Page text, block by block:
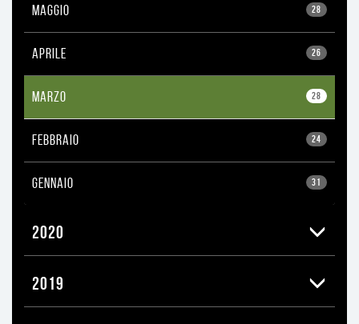
28
MAGGIO
26
APRILE
28
MARZO
24
FEBBRAIO
31
GENNAIO
2020
2019